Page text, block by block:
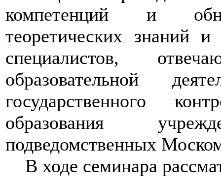
компетенций и
теоретических знаний
специалистов,
образовательной
государственного
образования
подведомственных
В ходе семинара